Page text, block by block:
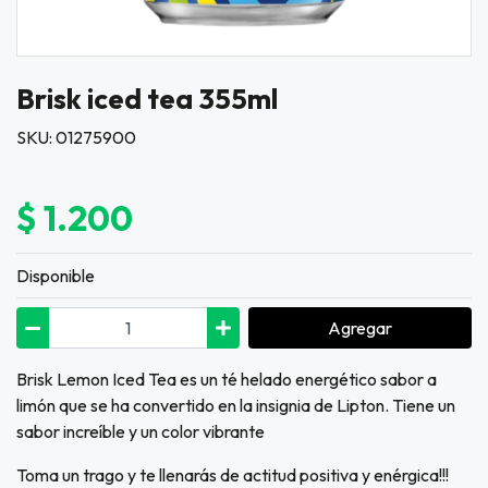
Brisk iced tea 355ml
SKU: 01275900
$ 1.200
Disponible
Agregar
Brisk Lemon Iced Tea es un té helado energético sabor a
limón que se ha convertido en la insignia de Lipton. Tiene un
sabor increíble y un color vibrante
Toma un trago y te llenarás de actitud positiva y enérgica!!!